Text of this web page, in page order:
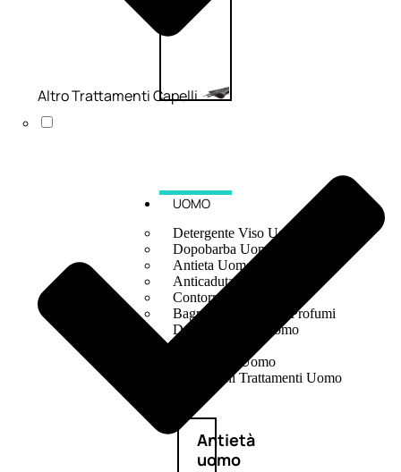
UOMO
Detergente Viso Uomo
Dopobarba Uomo
Antieta Uomo
Anticaduta Uomo
Contorno Occhi Uomo
Bagnodoccia Uomo Profumi
Docciaschiuma Uomo
Deodoranti Uomo
Confezioni Trattamenti Uomo
Antietà
uomo
Altro Trattamenti Capelli